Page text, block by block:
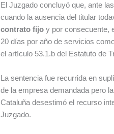
El Juzgado concluyó que, ante
cuando la ausencia del titular
contrato fijo y por consecuente,
20 días por año de servicios
el artículo 53.1.b del Estatuto de
La sentencia fue recurrida en
de la empresa demandada pero
Cataluña desestimó el recurso
Juzgado.